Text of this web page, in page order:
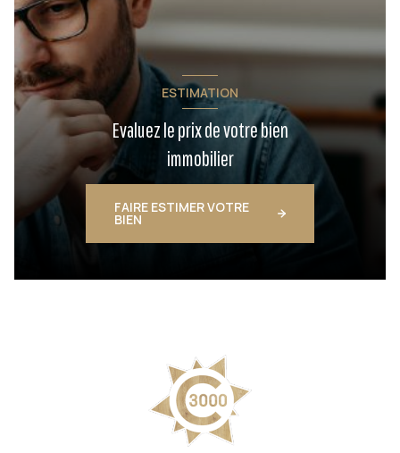
ESTIMATION
Evaluez le prix de votre bien
immobilier
FAIRE ESTIMER VOTRE
BIEN